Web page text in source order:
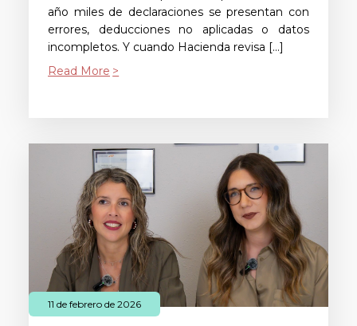
año miles de declaraciones se presentan con
errores, deducciones no aplicadas o datos
incompletos. Y cuando Hacienda revisa […]
Read More
11 de febrero de 2026